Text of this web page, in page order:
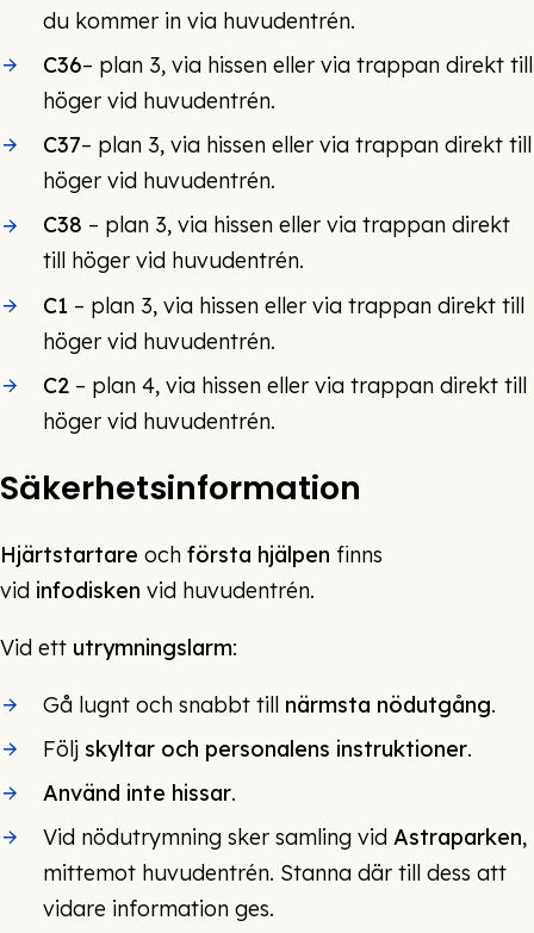
du kommer in via huvudentrén.
C36– plan 3, via hissen eller via trappan direkt till
höger vid huvudentrén.
C37– plan 3, via hissen eller via trappan direkt till
höger vid huvudentrén.
C38 – plan 3, via hissen eller via trappan direkt
till höger vid huvudentrén.
C1 – plan 3, via hissen eller via trappan direkt till
höger vid huvudentrén.
C2 – plan 4, via hissen eller via trappan direkt till
höger vid huvudentrén.
Säkerhetsinformation
Hjärtstartare och första hjälpen finns
vid infodisken vid huvudentrén.
Vid ett utrymningslarm:
Gå lugnt och snabbt till närmsta nödutgång.
Följ skyltar och personalens instruktioner.
Använd inte hissar.
Vid nödutrymning sker samling vid Astraparken,
mittemot huvudentrén. Stanna där till dess att
vidare information ges.